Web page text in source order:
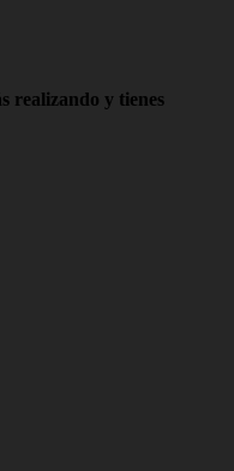
realizando y tienes